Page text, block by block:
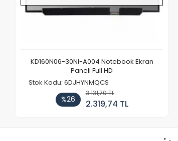
KD160N06-30NI-A004 Notebook Ekran
Paneli Full HD
Stok Kodu: 6DJHYNMQCS
%26
3.131,70 TL
2.319,74 TL